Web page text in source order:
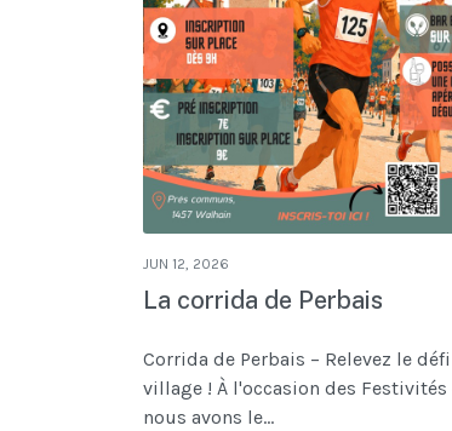
JUN 12, 2026
La corrida de Perbais
Corrida de Perbais – Relevez le
village ! À l'occasion des Festivités
nous avons le...